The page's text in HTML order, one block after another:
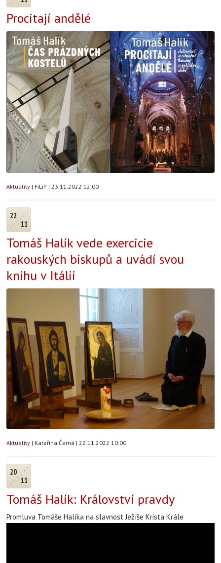
Procitají andělé
Aktuality | FiLiP | 23.11.2022 12:00
22
11
Tomáš Halík vede exercicie
rakouských biskupů a uvádí svou
knihu v Itálii
Aktuality | Kateřina Černá | 22.11.2022 10:00
20
11
Tomáš Halík: Království pravdy
Promluva Tomáše Halíka na slavnost Ježíše Krista Krále